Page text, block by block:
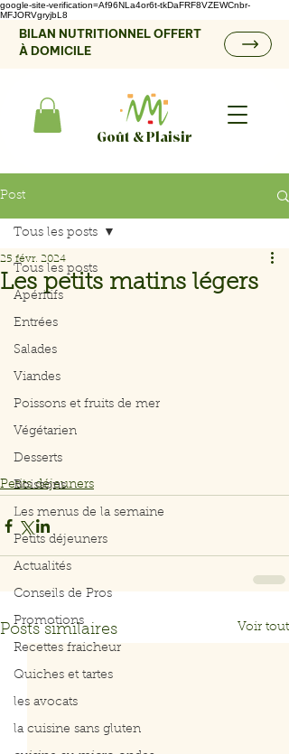
google-site-verification=Af96NLa4or6t-tkDaFRF8VZEWCnbr-
MFJORVgryjbL8
BILAN NUTRITIONNEL OFFERT
À DOMICILE
Goût & Plaisir
Post
Tous les posts
Apéritifs
Entrées
Salades
Viandes
Poissons et fruits de mer
Végétarien
Desserts
Boissons
Les menus de la semaine
Petits déjeuners
Actualités
Conseils de Pros
Promotions
Recettes fraicheur
Quiches et tartes
les avocats
la cuisine sans gluten
Tous les posts
Les petits matins légers
25 févr. 2024
Petits déjeuners
Posts similaires Voir tout